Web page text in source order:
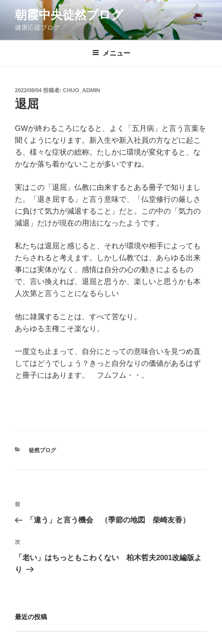
ン
朝霞中央徒然ブログ
健康応援ブログ
メニュー
投
稿
日:
2022/08/04 投稿者: CHUO_ADMIN
退屈
GWが終わるころになると、よく「五月病」と言う言葉を
聞くようになります。新入生や新入社員の方などに起こ
る、様々な症状の総称。たしかに環境が変化すると、な
かなか落ち着かないことが多いですね。
実はこの「退屈」仏教に由来するとある冊子で知りまし
た。「退き屈する」と言う意味で、「仏堂修行の厳しさ
に負けて気力が減退すること」だと。この中の「気力の
減退」だけが現在の用法になったようです。
私たちは退屈と感じると、それが環境や相手によっても
たらされると考えます。しかし仏教では、あらゆる出来
事には実体がなく、感情は自分の心の動きによるもの
で、言い換えれば、退屈と思うか、楽しいと思うかも本
人次第と言うことになるらしい
他に隷属することは、すべて苦なり。
あらゆる主権こそ楽なり。
一度立ち止まって、自分にとっての意味合いを見つめ直
してはどうでしょう？きっと自分なりの価値があるはず
と冊子にはあります。 フムフム・・。
カ
徒然ブログ
投
ナ
ビ
ゲ
ー
前
の
稿
前
「違う」と言う機会 （季節の地図 柴崎友香）
次
の
投
次
「老い」はちっともこわくない 柏木哲夫2001改編版よ
り
最近の投稿